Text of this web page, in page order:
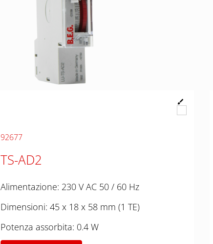
92677
TS-AD2
Alimentazione: 230 V AC 50 / 60 Hz
Dimensioni: 45 x 18 x 58 mm (1 TE)
Potenza assorbita: 0.4 W